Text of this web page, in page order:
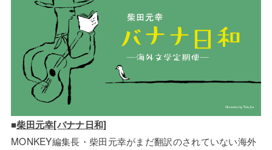
■柴田元幸[バナナ日和]
MONKEY編集長・柴田元幸がまだ翻訳のされていない海外